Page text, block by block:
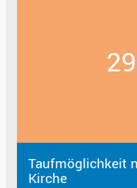
Taufmöglichkeit
Kirche